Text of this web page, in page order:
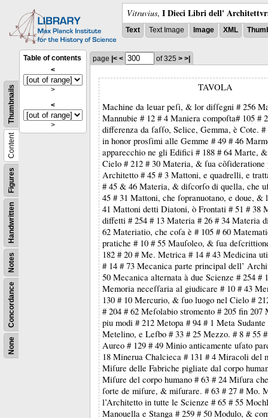
Vitruvius, I Dieci Libri dell'
Text Text Image Image XML
None
Concordance
Notes
Handwritten
Figures
Content
Thumbnails
Table of contents
<
>
<
>
page |< < of 325 > >|
TAVOLA
Machine da leuar peſi, & lor diſſegni # 256
Mannubie # 12 # 4 Maniera compoſta# 105 #
differenza da ſaſſo, Selice, Gemma, è Cote.
in honor prosſimi alle Gemme # 49 # 46
apparecchio ne gli Edifici # 188 # 64 Marte, &
Cielo # 212 # 30 Materia, & ſua
Architetto # 45 # 3 Mattoni, e quadrelli, e
# 45 & 46 Materia, & diſcorſo di quella, che
45 # 31 Mattoni, che ſopranuotano, e doue, &
41 Mattoni detti Diatoni, ò Frontati # 51 # 38
diffetti # 254 # 13 Materia # 26 # 34 Materia
62 Materiatio, che coſa è # 105 # 60
pratiche # 10 # 55 Mauſoleo, & ſua
182 # 20 # Me. Metrica # 14 # 43 Medicina
# 14 # 73 Mecanica parte principal dell’
50 Mecanica alternata à due Scienze # 254 #
Memoria neceſſaria al giudicare # 10 # 43
130 # 10 Mercurio, & ſuo luogo nel Cielo #
# 204 # 62 Meſolabio stromento # 205 fin 207
piu modi # 212 Metopa # 94 # 1 Meta Sudante
Metelino, e Leſbo # 33 # 25 Mezzo. # 8 # 55
Aureo # 129 # 49 Minio anticamente uſato
18 Minerua Chalcieca # 131 # 4 Miracoli del
Miſure delle Fabriche pigliate dal corpo
Miſure del corpo humano # 63 # 24 Miſura
ſorte de miſure, & miſurare. # 63 # 27 # Mo.
l’Architetto in tutte le Scienze # 65 # 55
Manouella e Stanga # 259 # 50 Modulo, &